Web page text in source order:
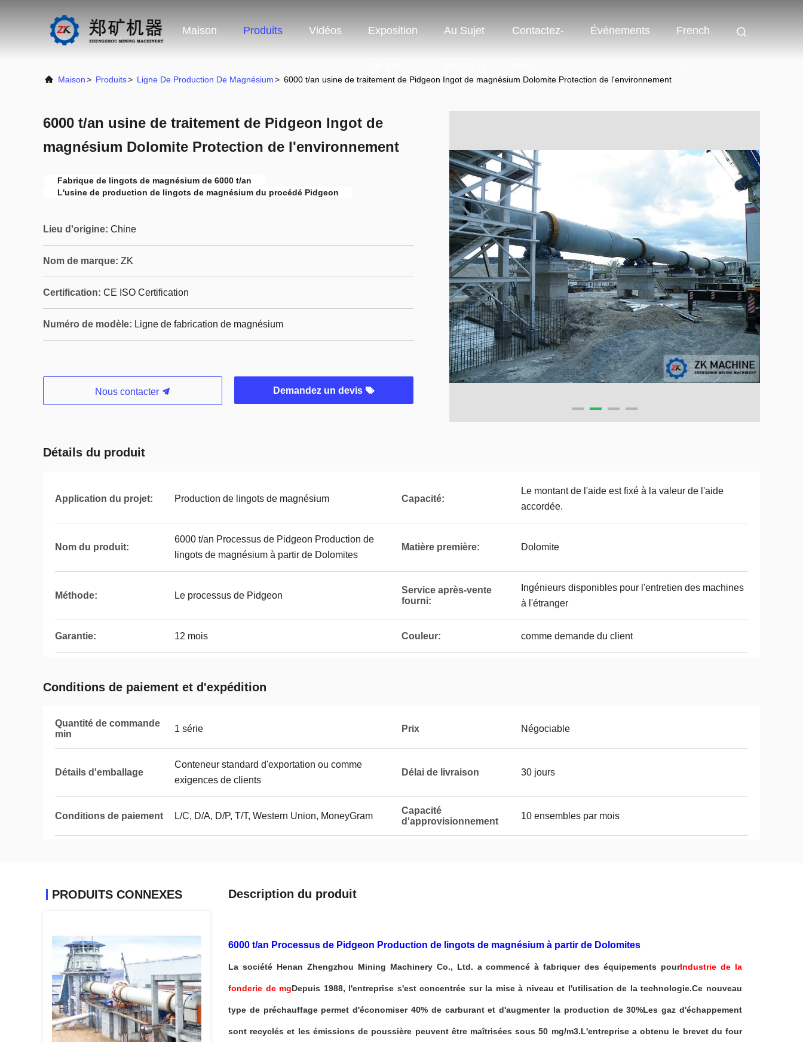
Maison Produits Vidéos Exposition Au Sujet Contactez- Événements French
Maison> Produits> Ligne De Production De Magnésium> 6000 t/an usine de traitement de Pidgeon Ingot de magnésium Dolomite Protection de l'environnement
6000 t/an usine de traitement de Pidgeon Ingot de
magnésium Dolomite Protection de l'environnement
Fabrique de lingots de magnésium de 6000 t/an
L'usine de production de lingots de magnésium du procédé Pidgeon
Lieu d'origine: Chine
Nom de marque: ZK
Certification: CE ISO Certification
Numéro de modèle: Ligne de fabrication de magnésium
Nous contacter Demandez un devis
Détails du produit
Application du projet: Production de lingots de magnésium Capacité:
Le montant de l'aide est fixé à la valeur de l'aide
accordée.
Nom du produit:
6000 t/an Processus de Pidgeon Production de
lingots de magnésium à partir de Dolomites
Matière première: Dolomite
Méthode: Le processus de Pidgeon
Service après-vente
fourni:
Ingénieurs disponibles pour l'entretien des machines
à l'étranger
Garantie: 12 mois Couleur: comme demande du client
Conditions de paiement et d'expédition
Quantité de commande
min
1 série Prix Négociable
Détails d'emballage
Conteneur standard d'exportation ou comme
exigences de clients
Délai de livraison 30 jours
Conditions de paiement L/C, D/A, D/P, T/T, Western Union, MoneyGram
Capacité
d'approvisionnement
10 ensembles par mois
PRODUITS CONNEXES Description du produit
6000 t/an Processus de Pidgeon Production de lingots de magnésium à partir de Dolomites
La société Henan Zhengzhou Mining Machinery Co., Ltd. a commencé à fabriquer des équipements pourIndustrie de la
fonderie de mgDepuis 1988, l'entreprise s'est concentrée sur la mise à niveau et l'utilisation de la technologie.Ce nouveau
type de préchauffage permet d'économiser 40% de carburant et d'augmenter la production de 30%Les gaz d'échappement
sont recyclés et les émissions de poussière peuvent être maîtrisées sous 50 mg/m3.L'entreprise a obtenu le brevet du four